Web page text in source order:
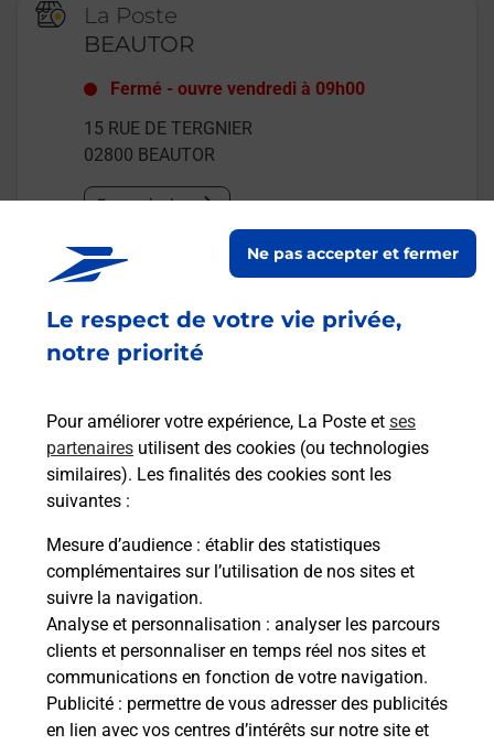
Le respect de votre vie privée,
notre priorité
Pour améliorer votre expérience, La Poste et ses
partenaires utilisent des cookies (ou technologies
similaires). Les finalités des cookies sont les
suivantes :
Mesure d’audience : établir des statistiques
complémentaires sur l’utilisation de nos sites et
suivre la navigation.
Analyse et personnalisation : analyser les parcours
clients et personnaliser en temps réel nos sites et
communications en fonction de votre navigation.
Publicité : permettre de vous adresser des publicités
en lien avec vos centres d’intérêts sur notre site et
Ne pas accepter et fermer
La Poste
BEAUTOR
Fermé -ouvre vendredi à 09h00
15 RUE DE TERGNIER
02800 BEAUTOR
En savoir plus
Malin !
La Poste
en ligne
Ouvert 24h/24
En savoir plus
Recherchez un autre point de contact
Questions fréquemment posées